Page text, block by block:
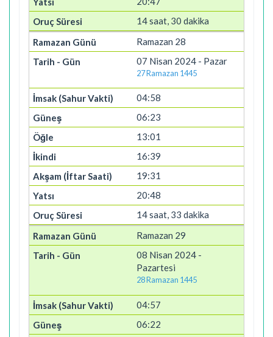
14 saat, 30 dakika
Ramazan 28
07 Nisan 2024 - Pazar
27 Ramazan 1445
04:58
06:23
13:01
16:39
19:31
20:48
14 saat, 33 dakika
Ramazan 29
08 Nisan 2024 -
Pazartesi
28 Ramazan 1445
04:57
06:22